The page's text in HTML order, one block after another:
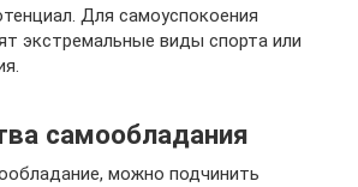
Для самоуспокоения
экстремальные виды спорта или
самообладания
можно подчинить